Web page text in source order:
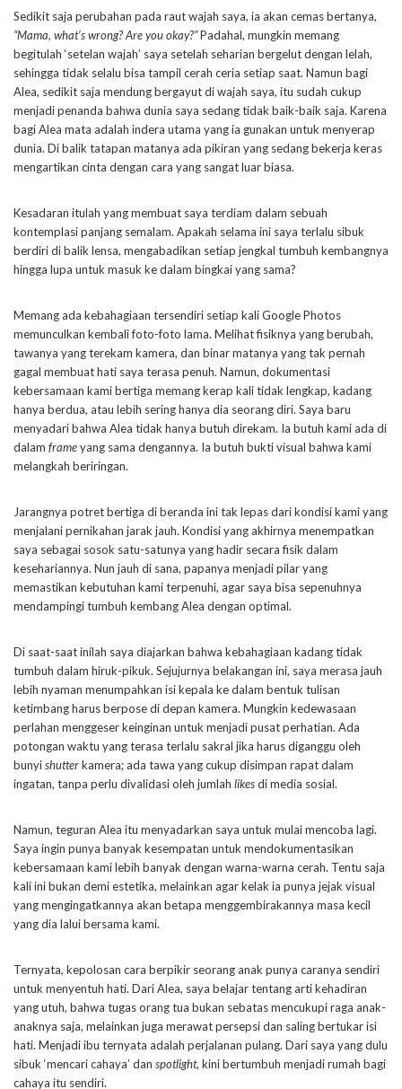
Sedikit saja perubahan pada raut wajah saya, ia akan cemas bertanya,
“Mama, what’s wrong? Are you okay?”Padahal, mungkin memang
begitulah ‘setelan wajah’ saya setelah seharian bergelut dengan lelah,
sehingga tidak selalu bisa tampil cerah ceria setiap saat. Namun bagi
Alea, sedikit saja mendung bergayut di wajah saya, itu sudah cukup
menjadi penanda bahwa dunia saya sedang tidak baik-baik saja. Karena
bagi Alea mata adalah indera utama yang ia gunakan untuk menyerap
dunia. Di balik tatapan matanya ada pikiran yang sedang bekerja keras
mengartikan cinta dengan cara yang sangat luar biasa.
Kesadaran itulah yang membuat saya terdiam dalam sebuah
kontemplasi panjang semalam. Apakah selama ini saya terlalu sibuk
berdiri di balik lensa, mengabadikan setiap jengkal tumbuh kembangnya
hingga lupa untuk masuk ke dalam bingkai yang sama?
Memang ada kebahagiaan tersendiri setiap kali Google Photos
memunculkan kembali foto-foto lama. Melihat fisiknya yang berubah,
tawanya yang terekam kamera, dan binar matanya yang tak pernah
gagal membuat hati saya terasa penuh. Namun, dokumentasi
kebersamaan kami bertiga memang kerap kali tidak lengkap, kadang
hanya berdua, atau lebih sering hanya dia seorang diri. Saya baru
menyadari bahwa Alea tidak hanya butuh direkam. Ia butuh kami ada di
dalam frameyang sama dengannya. Ia butuh bukti visual bahwa kami
melangkah beriringan.
Jarangnya potret bertiga di beranda ini tak lepas dari kondisi kami yang
menjalani pernikahan jarak jauh. Kondisi yang akhirnya menempatkan
saya sebagai sosok satu-satunya yang hadir secara fisik dalam
kesehariannya. Nun jauh di sana, papanya menjadi pilar yang
memastikan kebutuhan kami terpenuhi, agar saya bisa sepenuhnya
mendampingi tumbuh kembang Alea dengan optimal.
Di saat-saat inilah saya diajarkan bahwa kebahagiaan kadang tidak
tumbuh dalam hiruk-pikuk. Sejujurnya belakangan ini, saya merasa jauh
lebih nyaman menumpahkan isi kepala ke dalam bentuk tulisan
ketimbang harus berpose di depan kamera. Mungkin kedewasaan
perlahan menggeser keinginan untuk menjadi pusat perhatian. Ada
potongan waktu yang terasa terlalu sakral jika harus diganggu oleh
bunyishutterkamera; ada tawa yang cukup disimpan rapat dalam
ingatan, tanpa perlu divalidasi oleh jumlah likesdi media sosial.
Namun, teguran Alea itu menyadarkan saya untuk mulai mencoba lagi.
Saya ingin punya banyak kesempatan untuk mendokumentasikan
kebersamaan kami lebih banyak dengan warna-warna cerah. Tentu saja
kali ini bukan demi estetika, melainkan agar kelak ia punya jejak visual
yang mengingatkannya akan betapa menggembirakannya masa kecil
yang dia lalui bersama kami.
Ternyata, kepolosan cara berpikir seorang anak punya caranya sendiri
untuk menyentuh hati. Dari Alea, saya belajar tentang arti kehadiran
yang utuh, bahwa tugas orang tua bukan sebatas mencukupi raga anak-
anaknya saja, melainkan juga merawat persepsi dan saling bertukar isi
hati. Menjadi ibu ternyata adalah perjalanan pulang. Dari saya yang dulu
sibuk ‘mencari cahaya’ dan spotlight, kini bertumbuh menjadi rumah bagi
cahaya itu sendiri.